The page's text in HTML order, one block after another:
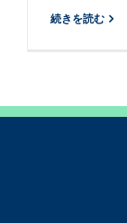
続きを読む